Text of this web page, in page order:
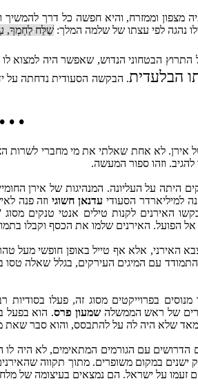
מצפון וממזרח, והיא חפשה כל דרך
נהגה לפי עצתו של שלמה המלך: שַׁלַּח לַחְמְךָ,
הבטחוני הנדוש, שאפשר היה למצוא לו
הבלעדית. הבקשה הסעודית נדחתה על
• • •
לא אחת שאלתי את מי מחברי לשרות
וזהו ספור המעשה.
העירקים היתה על העליונה. המנהיגות של
למיליארדר הסעודי עדנאן חשוגיוזה פנה
האירנים לקנות טילים אנטי טנקים
אל הפועל. האירנים שלמו את הכסף וקבלו
אלא אף טייל באופן חופשי מעל
עם המיגים העירקים, בגלל שאלה
בפרוייקטים מסוג זה, פעלו
של ראש הממשלהשמעון פרס. הוא בפעל
מאד שלא היה לה על להתבסס, והוא סבר שאת
עם הגורמים המתאימים, לא היה לו
במקום משופרים. מתוך תקווה
על ישראל. הם נמצאים בעיצומה של